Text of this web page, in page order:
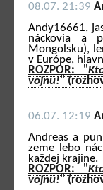
08.07. 21:39
Andy16661,
náckovia a
Mongolsku),
v Európe,
ROZPOR: "
vojnu!"
06.07. 12:19
Andreas a
zeme lebo
každej krajine.
ROZPOR: "
vojnu!"